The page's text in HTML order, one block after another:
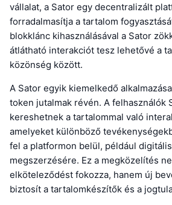
vállalat, a Sator egy decentralizált
forradalmasítja a tartalom
blokklánc kihasználásával a Sator
átlátható interakciót tesz lehetővé a
közönség között.
A Sator egyik kiemelkedő
token jutalmak révén. A felhasználók
kereshetnek a tartalommal való
amelyeket különböző
fel a platformon belül, például
megszerzésére. Ez a megközelítés
elköteleződést fokozza, hanem új
biztosít a tartalomkészítők és a